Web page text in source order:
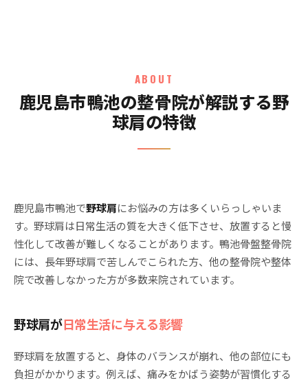
ABOUT
鹿児島市鴨池の整骨院が解説する野
球肩の特徴
鹿児島市鴨池で野球肩にお悩みの方は多くいらっしゃいま
す。野球肩は日常生活の質を大きく低下させ、放置すると慢
性化して改善が難しくなることがあります。鴨池骨盤整骨院
には、長年野球肩で苦しんでこられた方、他の整骨院や整体
院で改善しなかった方が多数来院されています。
野球肩が日常生活に与える影響
野球肩を放置すると、身体のバランスが崩れ、他の部位にも
負担がかかります。例えば、痛みをかばう姿勢が習慣化する